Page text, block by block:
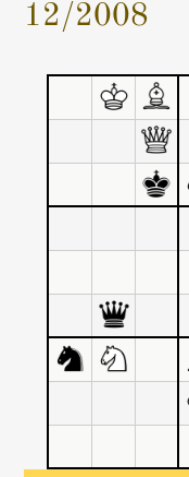
12/2008